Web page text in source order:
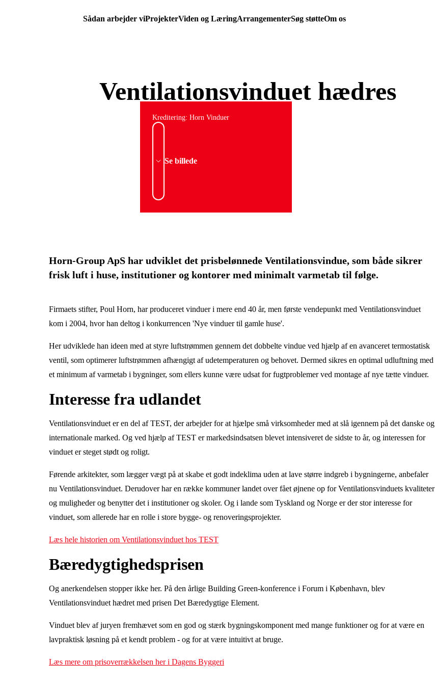
Sådan arbejder viProjekterViden og LæringArrangementerSøg støtteOm os
Ventilationsvinduet hædres
Kreditering: Horn Vinduer
Se billede
Horn-Group ApS har udviklet det prisbelønnede Ventilationsvindue, som både sikrer
frisk luft i huse, institutioner og kontorer med minimalt varmetab til følge.
Firmaets stifter, Poul Horn, har produceret vinduer i mere end 40 år, men første vendepunkt med Ventilationsvinduet
kom i 2004, hvor han deltog i konkurrencen 'Nye vinduer til gamle huse'.
Her udviklede han ideen med at styre luftstrømmen gennem det dobbelte vindue ved hjælp af en avanceret termostatisk
ventil, som optimerer luftstrømmen afhængigt af udetemperaturen og behovet. Dermed sikres en optimal udluftning med
et minimum af varmetab i bygninger, som ellers kunne være udsat for fugtproblemer ved montage af nye tætte vinduer.
Interesse fra udlandet
Ventilationsvinduet er en del af TEST, der arbejder for at hjælpe små virksomheder med at slå igennem på det danske og
internationale marked. Og ved hjælp af TEST er markedsindsatsen blevet intensiveret de sidste to år, og interessen for
vinduet er steget stødt og roligt.
Førende arkitekter, som lægger vægt på at skabe et godt indeklima uden at lave større indgreb i bygningerne, anbefaler
nu Ventilationsvinduet. Derudover har en række kommuner landet over fået øjnene op for Ventilationsvinduets kvaliteter
og muligheder og benytter det i institutioner og skoler. Og i lande som Tyskland og Norge er der stor interesse for
vinduet, som allerede har en rolle i store bygge- og renoveringsprojekter.
Læs hele historien om Ventilationsvinduet hos TEST
Bæredygtighedsprisen
Og anerkendelsen stopper ikke her. På den årlige Building Green-konference i Forum i København, blev
Ventilationsvinduet hædret med prisen Det Bæredygtige Element.
Vinduet blev af juryen fremhævet som en god og stærk bygningskomponent med mange funktioner og for at være en
lavpraktisk løsning på et kendt problem - og for at være intuitivt at bruge.
Læs mere om prisoverrækkelsen her i Dagens Byggeri